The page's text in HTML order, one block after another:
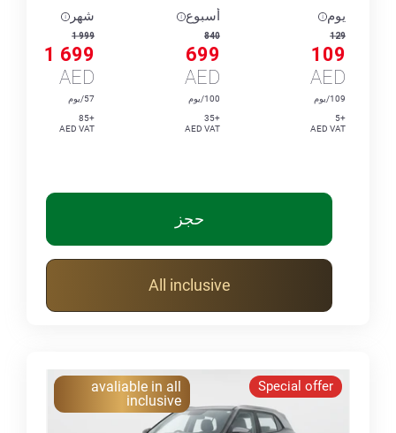
يوم
129
109
AED
109/يوم
+5
AED VAT
أسبوع
840
699
AED
100/يوم
+35
AED VAT
شهر
1 999
1 699
AED
57/يوم
+85
AED VAT
حجز
All inclusive
Special offer
avaliable in all
inclusive